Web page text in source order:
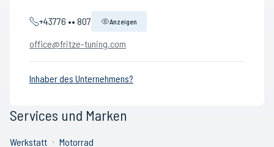
+43776 •• 807 Anzeigen
office@fritze-tuning.com
Inhaber des Unternehmens?
Services und Marken
Werkstatt Motorrad